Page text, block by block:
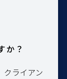
か？
クライアン